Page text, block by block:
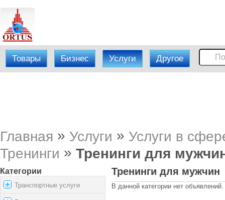
Товары Бизнес Услуги Другое
Главная » Услуги » Услуги в
Тренинги » Тренинги для
Категории
Транспортные услуги
Тренинги для мужчин
В данной категории нет объявлений.